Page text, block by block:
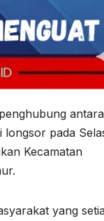
antara
longsor pada
Kecamatan
yang